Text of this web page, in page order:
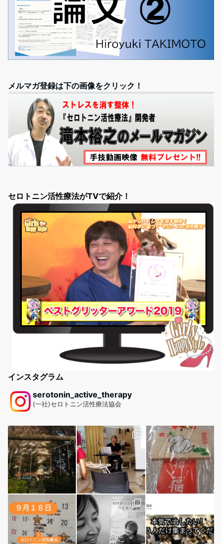
メルマガ登録は下の画像をクリック！
セロトニン活性療法がTVで紹介！
インスタグラム
serotonin_active_therapy
(一社)セロトニン活性療法協会